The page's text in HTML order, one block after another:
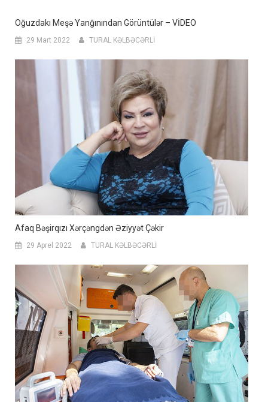
Oğuzdakı Meşə Yanğınından Görüntülər – VİDEO
29 Mart 2022 TURAL KƏLBƏCƏRLİ
Afaq Bəşirqızı Xərçəngdən Əziyyət Çəkir
29 Aprel 2022 TURAL KƏLBƏCƏRLİ